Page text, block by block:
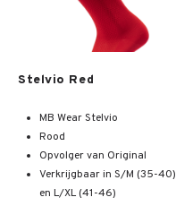
Stelvio Red
MB Wear Stelvio
Rood
Opvolger van Original
Verkrijgbaar in S/M (35-40)
en L/XL (41-46)